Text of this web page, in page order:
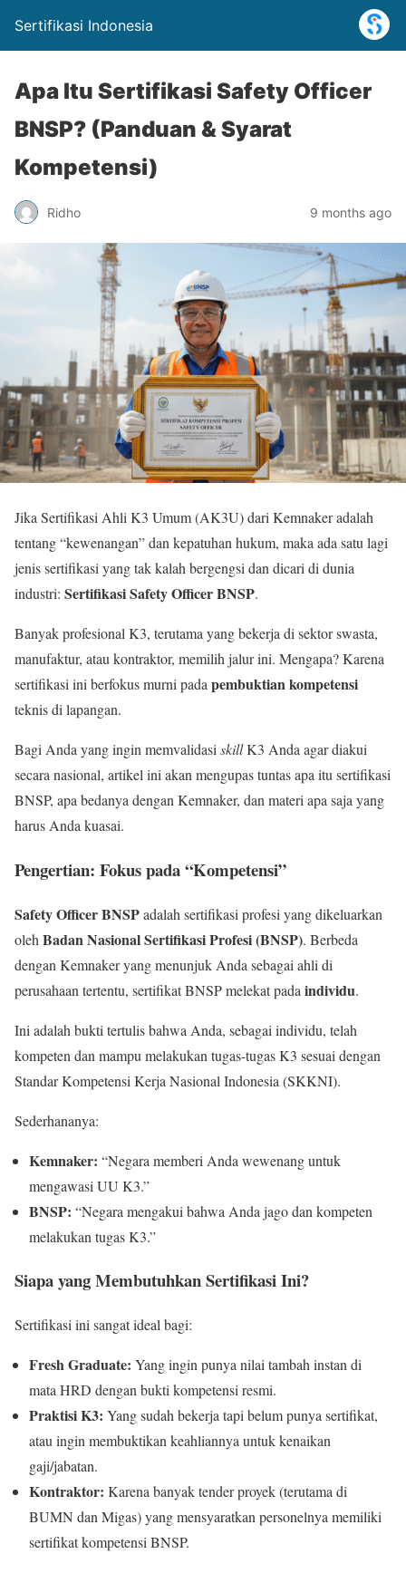
Sertifikasi Indonesia
Apa Itu Sertifikasi Safety Officer
BNSP? (Panduan & Syarat
Kompetensi)
Ridho 9 months ago
Jika Sertifikasi Ahli K3 Umum (AK3U) dari Kemnaker adalah
tentang “kewenangan” dan kepatuhan hukum, maka ada satu lagi
jenis sertifikasi yang tak kalah bergengsi dan dicari di dunia
industri: Sertifikasi Safety Officer BNSP.
Banyak profesional K3, terutama yang bekerja di sektor swasta,
manufaktur, atau kontraktor, memilih jalur ini. Mengapa? Karena
sertifikasi ini berfokus murni pada pembuktian kompetensi
teknis di lapangan.
Bagi Anda yang ingin memvalidasi skillK3 Anda agar diakui
secara nasional, artikel ini akan mengupas tuntas apa itu sertifikasi
BNSP, apa bedanya dengan Kemnaker, dan materi apa saja yang
harus Anda kuasai.
Pengertian: Fokus pada “Kompetensi”
Safety Officer BNSPadalah sertifikasi profesi yang dikeluarkan
oleh Badan Nasional Sertifikasi Profesi (BNSP). Berbeda
dengan Kemnaker yang menunjuk Anda sebagai ahli di
perusahaan tertentu, sertifikat BNSP melekat pada individu.
Ini adalah bukti tertulis bahwa Anda, sebagai individu, telah
kompeten dan mampu melakukan tugas-tugas K3 sesuai dengan
Standar Kompetensi Kerja Nasional Indonesia (SKKNI).
Sederhananya:
Kemnaker: “Negara memberi Anda wewenang untuk
mengawasi UU K3.”
BNSP: “Negara mengakui bahwa Anda jago dan kompeten
melakukan tugas K3.”
Siapa yang Membutuhkan Sertifikasi Ini?
Sertifikasi ini sangat ideal bagi:
Fresh Graduate: Yang ingin punya nilai tambah instan di
mata HRD dengan bukti kompetensi resmi.
Praktisi K3: Yang sudah bekerja tapi belum punya sertifikat,
atau ingin membuktikan keahliannya untuk kenaikan
gaji/jabatan.
Kontraktor: Karena banyak tender proyek (terutama di
BUMN dan Migas) yang mensyaratkan personelnya memiliki
sertifikat kompetensi BNSP.